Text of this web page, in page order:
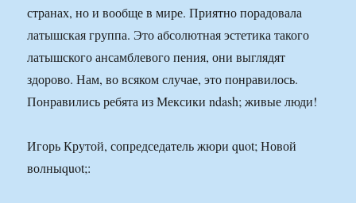
странах, но и вообще в мире. Приятно порадовала
латышская группа. Это абсолютная эстетика такого
латышского ансамблевого пения, они выглядят
здорово. Нам, во всяком случае, это понравилось.
Понравились ребята из Мексики ndash; живые люди!
Игорь Крутой, сопредседатель жюри quot; Новой
волныquot;: